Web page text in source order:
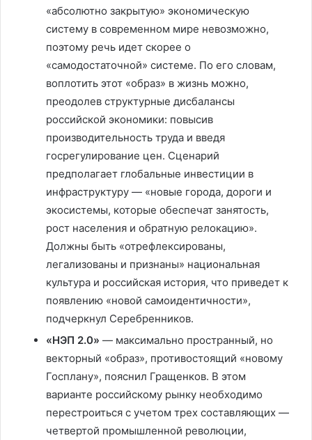
«абсолютно закрытую» экономическую
систему в современном мире невозможно,
поэтому речь идет скорее о
«самодостаточной» системе. По его словам,
воплотить этот «образ» в жизнь можно,
преодолев структурные дисбалансы
российской экономики: повысив
производительность труда и введя
госрегулирование цен. Сценарий
предполагает глобальные инвестиции в
инфраструктуру — «новые города, дороги и
экосистемы, которые обеспечат занятость,
рост населения и обратную релокацию».
Должны быть «отрефлексированы,
легализованы и признаны» национальная
культура и российская история, что приведет к
появлению «новой самоидентичности»,
подчеркнул Серебренников.
«НЭП 2.0» — максимально пространный, но
векторный «образ», противостоящий «новому
Госплану», пояснил Гращенков. В этом
варианте российскому рынку необходимо
перестроиться с учетом трех составляющих —
четвертой промышленной революции,